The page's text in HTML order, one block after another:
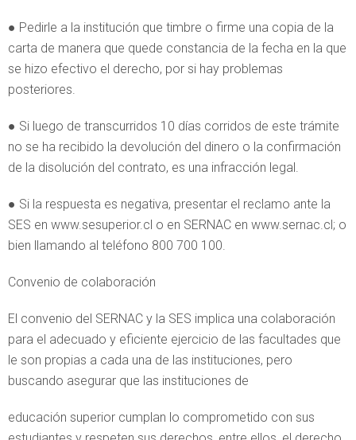
● Pedirle a la institución que timbre o firme una copia de la
carta de manera que quede constancia de la fecha en la que
se hizo efectivo el derecho, por si hay problemas
posteriores.
● Si luego de transcurridos 10 días corridos de este trámite
no se ha recibido la devolución del dinero o la confirmación
de la disolución del contrato, es una infracción legal.
● Si la respuesta es negativa, presentar el reclamo ante la
SES en www.sesuperior.cl o en SERNAC en www.sernac.cl; o
bien llamando al teléfono 800 700 100.
Convenio de colaboración
El convenio del SERNAC y la SES implica una colaboración
para el adecuado y eficiente ejercicio de las facultades que
le son propias a cada una de las instituciones, pero
buscando asegurar que las instituciones de
educación superior cumplan lo comprometido con sus